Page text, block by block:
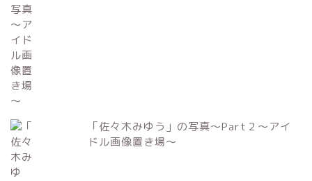
「佐々木みゆう」の写真～Part２～アイ
ドル画像置き場～